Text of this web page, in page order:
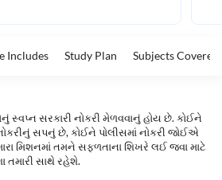
Includes Study Plan Subjects Covered
સ્વપ્ન સરકારી નોકરી મેળવવાનું હોય છે. કોઈને
નોકરીનું સપનું છે, કોઈને પોલીસમાં નોકરી જોઈએ
મિશનમાં તમને સફળતાના શિખરે લઈ જવા માટે
તમારી સાથે રહેશે.